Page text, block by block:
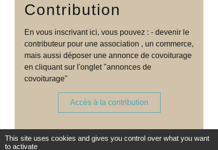
Contribution
En vous inscrivant ici, vous pouvez : - devenir le
contributeur pour une association , un commerce,
mais aussi déposer une annonce de covoiturage
en cliquant sur l'onglet "annonces de
covoiturage"
Accès à la contribution
This site uses cookies and gives you control over what you want
to activate